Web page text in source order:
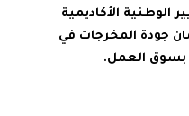
الوطنية الأكاديمية
جودة المخرجات في
بسوق العمل.